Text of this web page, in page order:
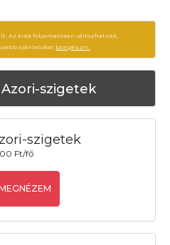
Az árak folyamatosan változhatnak,
ajánlatokat böngészni.
szigetek
szigetek
Ft/fő